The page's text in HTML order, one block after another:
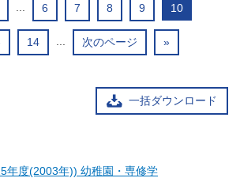
... 6 7 8 9 10
14 ... 次のページ »
一括ダウンロード
年度(2003年)) 幼稚園・専修学